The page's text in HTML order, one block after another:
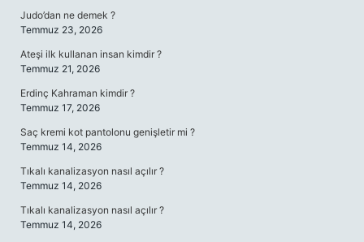
Judo’dan ne demek ?
Temmuz 23, 2026
Ateşi ilk kullanan insan kimdir ?
Temmuz 21, 2026
Erdinç Kahraman kimdir ?
Temmuz 17, 2026
Saç kremi kot pantolonu genişletir mi ?
Temmuz 14, 2026
Tıkalı kanalizasyon nasıl açılır ?
Temmuz 14, 2026
Tıkalı kanalizasyon nasıl açılır ?
Temmuz 14, 2026